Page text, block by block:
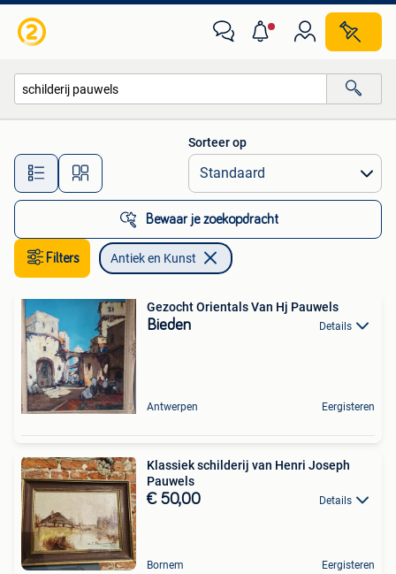
Alle afstanden…
Sorteer op
Bewaar je zoekopdracht
Filters Antiek en Kunst
Gezocht Orientals Van Hj Pauwels
Bieden Details
Antwerpen Eergisteren
Klassiek schilderij van Henri Joseph
Pauwels
€ 50,00 Details
Bornem Eergisteren